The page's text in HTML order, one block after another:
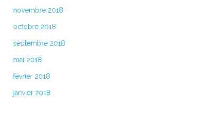
novembre 2018
octobre 2018
septembre 2018
mai 2018
février 2018
janvier 2018